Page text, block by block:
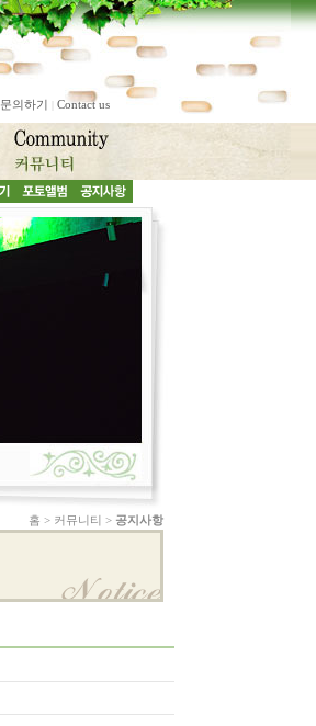
문의하기 Contact us
홈 > 커뮤니티 > 공지사항